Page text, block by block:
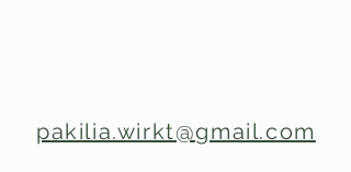
pakilia.wirkt@gmail.com